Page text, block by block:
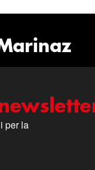
per la